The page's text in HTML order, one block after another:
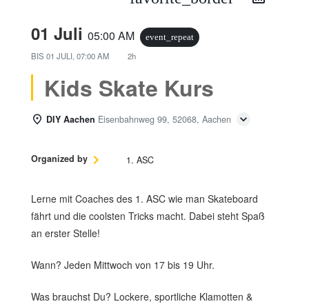
01 Juli 05:00 AM event_repeat
BIS 01 JULI, 07:00 AM 2h
Kids Skate Kurs
DIY Aachen Eisenbahnweg 99, 52068, Aachen
Organized by 1. ASC
Lerne mit Coaches des 1. ASC wie man Skateboard
fährt und die coolsten Tricks macht. Dabei steht Spaß
an erster Stelle!
Wann? Jeden Mittwoch von 17 bis 19 Uhr.
Was brauchst Du? Lockere, sportliche Klamotten &